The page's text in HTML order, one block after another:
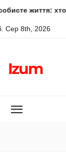
хто вона
Сер 8th, 2026
Izum